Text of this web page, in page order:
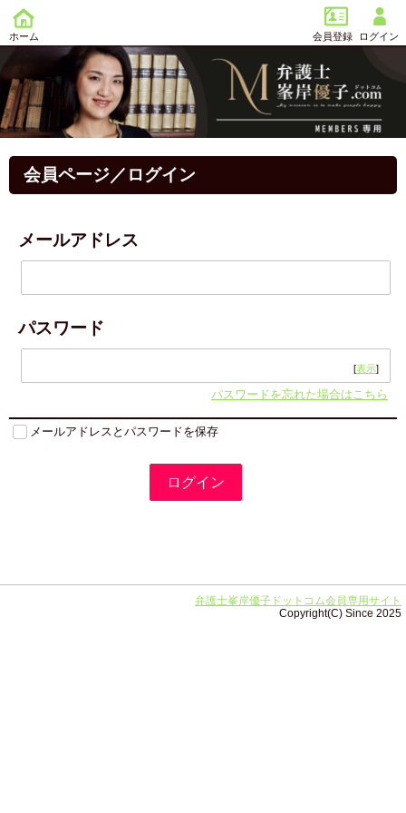
会員ページ／ログイン
メールアドレス
パスワード
[表示]
パスワードを忘れた場合はこちら
メールアドレスとパスワードを保存
弁護士峯岸優子ドットコム会員専用サイト
Copyright(C) Since 2025
ホーム 会員登録 ログイン